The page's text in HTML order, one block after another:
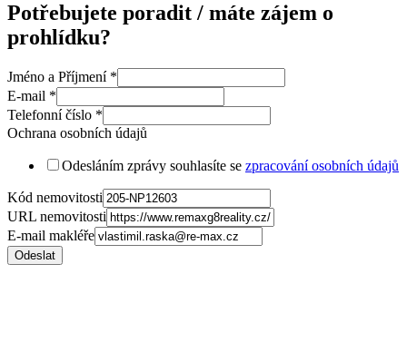
Potřebujete poradit / máte zájem o
prohlídku?
Jméno a Příjmení *
E-mail *
Telefonní číslo *
Ochrana osobních údajů
Odesláním zprávy souhlasíte se zpracování osobních údajů
Kód nemovitosti
URL nemovitosti
E-mail makléře
Odeslat